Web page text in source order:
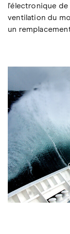
l'électronique
ventilation du
un